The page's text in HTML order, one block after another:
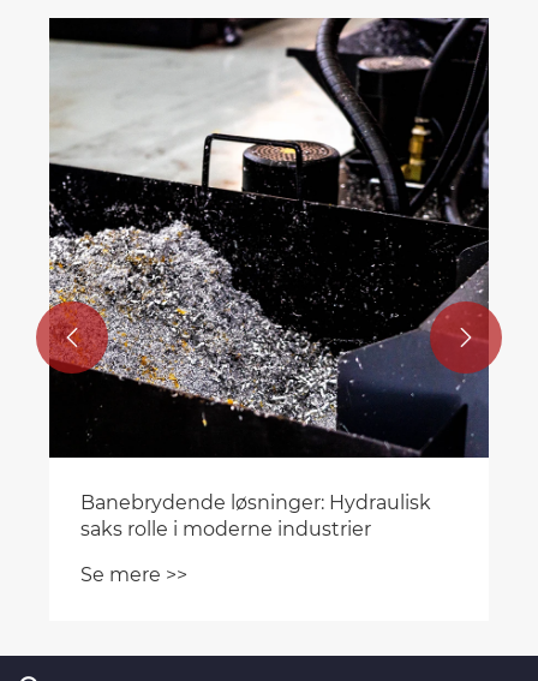
Hvad er fordelene ved hydraulisk
metalbriketmaskine?
Se mere >>
 